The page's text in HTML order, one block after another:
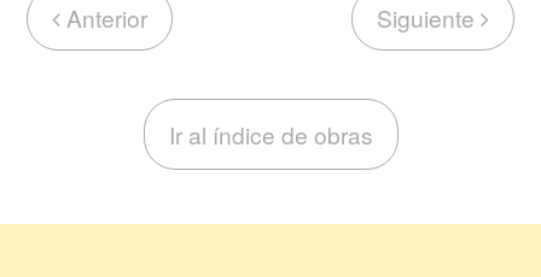
Anterior Siguiente
Ir al índice de obras